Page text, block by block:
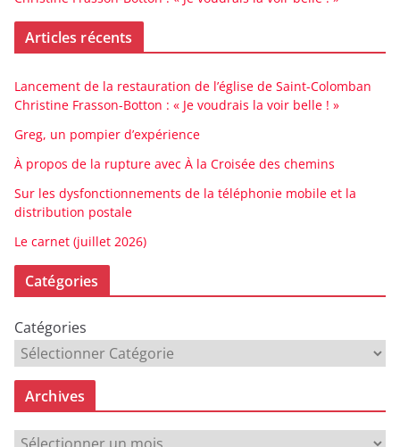
Articles récents
Lancement de la restauration de l’église de Saint-Colomban
Christine Frasson-Botton : « Je voudrais la voir belle ! »
Greg, un pompier d’expérience
À propos de la rupture avec À la Croisée des chemins
Sur les dysfonctionnements de la téléphonie mobile et la
distribution postale
Le carnet (juillet 2026)
Catégories
Catégories
Archives
A